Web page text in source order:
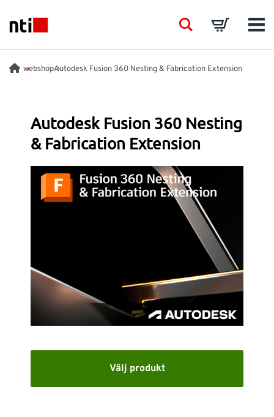
NTI logo
BRANSCHER
PRODUKTER
ACADEMY
SUPPORT
WEBSHOP
SearchBasket
webshopAutodesk Fusion 360 Nesting & Fabrication Extension
Autodesk Fusion 360 Nesting
& Fabrication Extension
Välj produkt